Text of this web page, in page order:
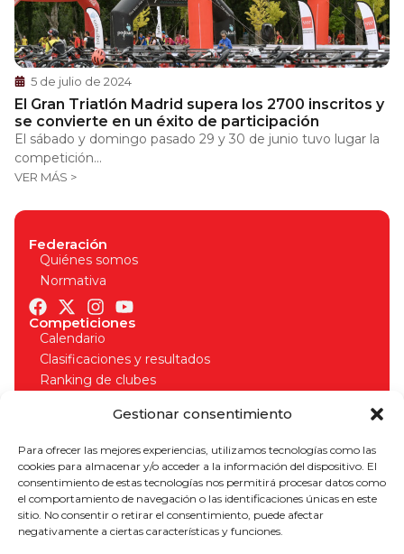
Gestionar consentimiento
Para ofrecer las mejores experiencias, utilizamos tecnologías como las
cookies para almacenar y/o acceder a la información del dispositivo. El
consentimiento de estas tecnologías nos permitirá procesar datos como
el comportamiento de navegación o las identificaciones únicas en este
sitio. No consentir o retirar el consentimiento, puede afectar
negativamente a ciertas características y funciones.
5 de julio de 2024
El Gran Triatlón Madrid supera los 2700 inscritos y
se convierte en un éxito de participación
El sábado y domingo pasado 29 y 30 de junio tuvo lugar la
competición...
VER MÁS >
Federación
Quiénes somos
Normativa
Competiciones
Calendario
Clasificaciones y resultados
Ranking de clubes
Normativa competiciones
Solicitud de licencia
Seguros deportivos
Normativa licencias
¡Apúntate a nuestro boletín para estar al día!